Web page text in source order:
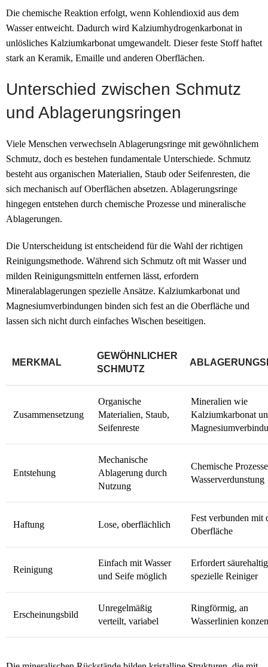
Die chemische Reaktion erfolgt, wenn Kohlendioxid aus dem
Wasser entweicht. Dadurch wird Kalziumhydrogenkarbonat in
unlösliches Kalziumkarbonat umgewandelt. Dieser feste Stoff haftet
stark an Keramik, Emaille und anderen Oberflächen.
Unterschied zwischen Schmutz
und Ablagerungsringen
Viele Menschen verwechseln Ablagerungsringe mit gewöhnlichem
Schmutz, doch es bestehen fundamentale Unterschiede. Schmutz
besteht aus organischen Materialien, Staub oder Seifenresten, die
sich mechanisch auf Oberflächen absetzen. Ablagerungsringe
hingegen entstehen durch chemische Prozesse und mineralische
Ablagerungen.
Die Unterscheidung ist entscheidend für die Wahl der richtigen
Reinigungsmethode. Während sich Schmutz oft mit Wasser und
milden Reinigungsmitteln entfernen lässt, erfordern
Mineralablagerungen spezielle Ansätze. Kalziumkarbonat und
Magnesiumverbindungen binden sich fest an die Oberfläche und
lassen sich nicht durch einfaches Wischen beseitigen.
MERKMAL
GEWÖHNLICHER
SCHMUTZ
Zusammensetzung
Organische
Materialien, Staub,
Seifenreste
Mineralien wie
Kalziumkarbonat
Entstehung
Mechanische
Ablagerung durch
Nutzung
Chemische
Wasserverdunstung
Haftung Lose, oberflächlich
Fest verbunden mit
Oberfläche
Reinigung
Einfach mit Wasser
und Seife möglich
Erfordert
spezielle Reiniger
Erscheinungsbild
Unregelmäßig
verteilt, variabel
Ringförmig, an
Wasserlinien